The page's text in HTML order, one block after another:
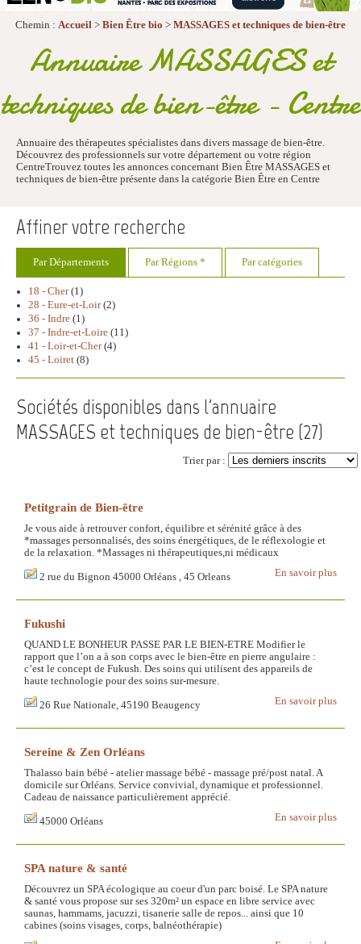
Chemin : Accueil > Bien Être bio > MASSAGES et techniques de bien-être
Annuaire MASSAGES et
techniques de bien-être - Centre
Annuaire des thérapeutes spécialistes dans divers massage de bien-être.
Découvrez des professionnels sur votre département ou votre région
CentreTrouvez toutes les annonces concernant Bien Être MASSAGES et
techniques de bien-être présente dans la catégorie Bien Être en Centre
Affiner votre recherche
Par Départements Par Régions * Par catégories
18 - Cher(1)
28 - Eure-et-Loir(2)
36 - Indre (1)
37 - Indre-et-Loire (11)
41 - Loir-et-Cher(4)
45 - Loiret (8)
Sociétés disponibles dans l'annuaire
MASSAGES et techniques de bien-être (27)
Trier par :
Petitgrain de Bien-être
Je vous aide à retrouver confort, équilibre et sérénité grâce à des
*massages personnalisés, des soins énergétiques, de le réflexologie et
de la relaxation. *Massages ni thérapeutiques,ni médicaux
En savoir plus
2 rue du Bignon 45000 Orléans , 45 Orleans
Fukushi
QUAND LE BONHEUR PASSE PAR LE BIEN-ETRE Modifier le
rapport que l’on a à son corps avec le bien-être en pierre angulaire :
c’est le concept de Fukush. Des soins qui utilisent des appareils de
haute technologie pour des soins sur-mesure.
En savoir plus
26 Rue Nationale, 45190 Beaugency
Sereine & Zen Orléans
Thalasso bain bébé - atelier massage bébé - massage pré/post natal. A
domicile sur Orléans. Service convivial, dynamique et professionnel.
Cadeau de naissance particulièrement apprécié.
En savoir plus
45000 Orléans
SPA nature & santé
Découvrez un SPA écologique au coeur d'un parc boisé. Le SPA nature
& santé vous propose sur ses 320m² un espace en libre service avec
saunas, hammams, jacuzzi, tisanerie salle de repos... ainsi que 10
cabines (soins visages, corps, balnéothérapie)